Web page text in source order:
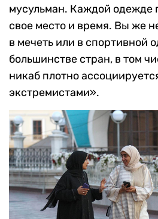
мусульман. Каждой одежде
свое место и время. Вы же
в мечеть или в спортивной
большинстве стран, в том
никаб плотно
экстремистами».